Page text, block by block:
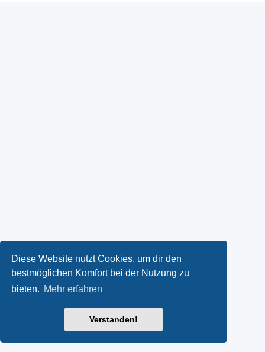
Diese Website nutzt Cookies, um dir den
bestmöglichen Komfort bei der Nutzung zu
bieten. Mehr erfahren
Verstanden!